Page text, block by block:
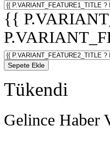
{{
Sepete Ekle
Tükendi
Gelince Haber